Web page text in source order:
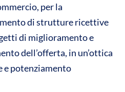
per la
di strutture ricettive
di miglioramento e
dell’offerta, in un’ottica
potenziamento